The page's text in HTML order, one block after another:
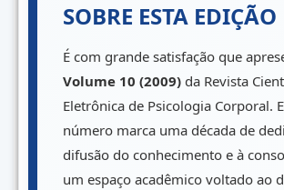
SOBRE ESTA EDIÇÃO
É com grande satisfação que
Volume 10 (2009) da Revista
Eletrônica de Psicologia Corporal.
número marca uma década de
difusão do conhecimento e à
um espaço acadêmico voltado ao